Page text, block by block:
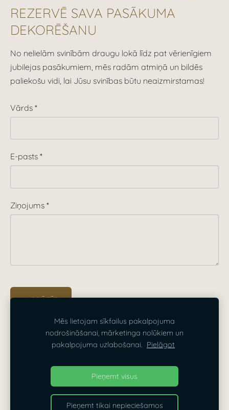
REZERVĒ SAVA PASĀKUMA
DEKORĒŠANU
No nelielām svinībām draugu lokā līdz pat vērienīgiem
jubilejas pasākumiem, mēs radām atmiņā un bildēs
paliekošu vidi, lai Jūsu svinības būtu neaizmirstamas!
Vārds *
E-pasts *
Ziņojums *
SĪKDATNES
Dizaina Parks — dekorēšana Rīgā, Pierīgā un visā
Latvijā
Mēs lietojam sīkfailus pakalpojuma
nodrošināšanai, mārketinga nolūkiem un
pakalpojuma uzlabošanai. Pielāgot
Pieņemt visus
Pieņemt tikai nepieciešamos